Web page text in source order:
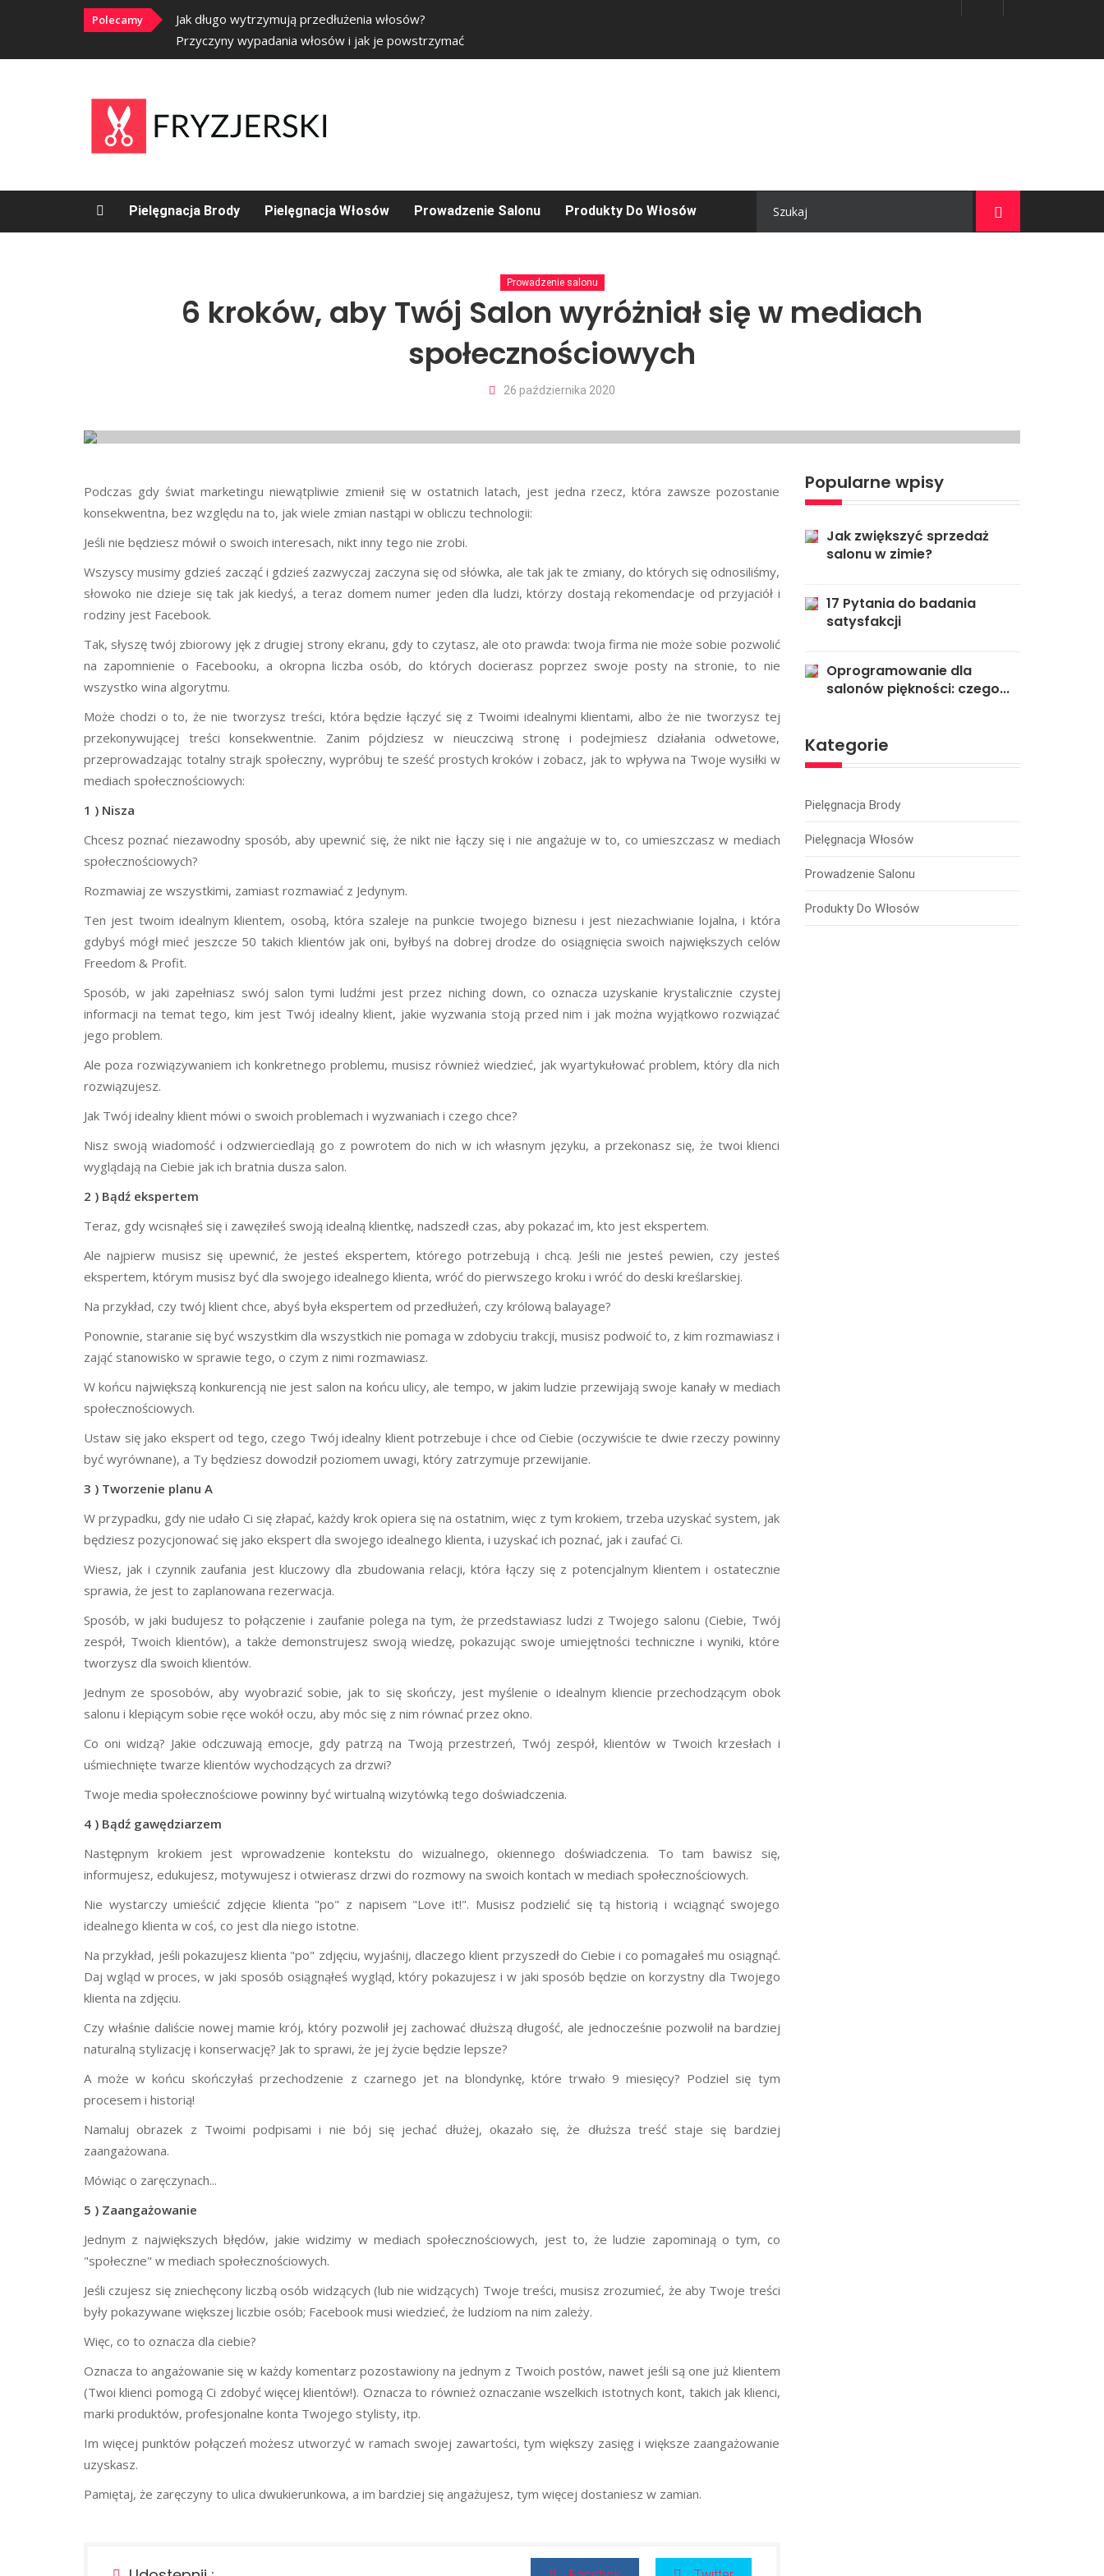
Polecamy
Jak długo wytrzymują przedłużenia włosów?
Przyczyny wypadania włosów i jak je powstrzymać
Pielęgnacja Brody Pielęgnacja Włosów Prowadzenie Salonu Produkty Do Włosów
Prowadzenie salonu
6 kroków, aby Twój Salon wyróżniał się w mediach
społecznościowych
26 października 2020
Podczas gdy świat marketingu niewątpliwie zmienił się w ostatnich latach, jest jedna rzecz, która zawsze pozostanie
konsekwentna, bez względu na to, jak wiele zmian nastąpi w obliczu technologii:
Jeśli nie będziesz mówił o swoich interesach, nikt inny tego nie zrobi.
Wszyscy musimy gdzieś zacząć i gdzieś zazwyczaj zaczyna się od słówka, ale tak jak te zmiany, do których się odnosiliśmy,
słowoko nie dzieje się tak jak kiedyś, a teraz domem numer jeden dla ludzi, którzy dostają rekomendacje od przyjaciół i
rodziny jest Facebook.
Tak, słyszę twój zbiorowy jęk z drugiej strony ekranu, gdy to czytasz, ale oto prawda: twoja firma nie może sobie pozwolić
na zapomnienie o Facebooku, a okropna liczba osób, do których docierasz poprzez swoje posty na stronie, to nie
wszystko wina algorytmu.
Może chodzi o to, że nie tworzysz treści, która będzie łączyć się z Twoimi idealnymi klientami, albo że nie tworzysz tej
przekonywującej treści konsekwentnie. Zanim pójdziesz w nieuczciwą stronę i podejmiesz działania odwetowe,
przeprowadzając totalny strajk społeczny, wypróbuj te sześć prostych kroków i zobacz, jak to wpływa na Twoje wysiłki w
mediach społecznościowych:
1 ) Nisza
Chcesz poznać niezawodny sposób, aby upewnić się, że nikt nie łączy się i nie angażuje w to, co umieszczasz w mediach
społecznościowych?
Rozmawiaj ze wszystkimi, zamiast rozmawiać z Jedynym.
Ten jest twoim idealnym klientem, osobą, która szaleje na punkcie twojego biznesu i jest niezachwianie lojalna, i która
gdybyś mógł mieć jeszcze 50 takich klientów jak oni, byłbyś na dobrej drodze do osiągnięcia swoich największych celów
Freedom & Profit.
Sposób, w jaki zapełniasz swój salon tymi ludźmi jest przez niching down, co oznacza uzyskanie krystalicznie czystej
informacji na temat tego, kim jest Twój idealny klient, jakie wyzwania stoją przed nim i jak można wyjątkowo rozwiązać
jego problem.
Ale poza rozwiązywaniem ich konkretnego problemu, musisz również wiedzieć, jak wyartykułować problem, który dla nich
rozwiązujesz.
Jak Twój idealny klient mówi o swoich problemach i wyzwaniach i czego chce?
Nisz swoją wiadomość i odzwierciedlają go z powrotem do nich w ich własnym języku, a przekonasz się, że twoi klienci
wyglądają na Ciebie jak ich bratnia dusza salon.
2 ) Bądź ekspertem
Teraz, gdy wcisnąłeś się i zawęziłeś swoją idealną klientkę, nadszedł czas, aby pokazać im, kto jest ekspertem.
Ale najpierw musisz się upewnić, że jesteś ekspertem, którego potrzebują i chcą. Jeśli nie jesteś pewien, czy jesteś
ekspertem, którym musisz być dla swojego idealnego klienta, wróć do pierwszego kroku i wróć do deski kreślarskiej.
Na przykład, czy twój klient chce, abyś była ekspertem od przedłużeń, czy królową balayage?
Ponownie, staranie się być wszystkim dla wszystkich nie pomaga w zdobyciu trakcji, musisz podwoić to, z kim rozmawiasz i
zająć stanowisko w sprawie tego, o czym z nimi rozmawiasz.
W końcu największą konkurencją nie jest salon na końcu ulicy, ale tempo, w jakim ludzie przewijają swoje kanały w mediach
społecznościowych.
Ustaw się jako ekspert od tego, czego Twój idealny klient potrzebuje i chce od Ciebie (oczywiście te dwie rzeczy powinny
być wyrównane), a Ty będziesz dowodził poziomem uwagi, który zatrzymuje przewijanie.
3 ) Tworzenie planu A
W przypadku, gdy nie udało Ci się złapać, każdy krok opiera się na ostatnim, więc z tym krokiem, trzeba uzyskać system, jak
będziesz pozycjonować się jako ekspert dla swojego idealnego klienta, i uzyskać ich poznać, jak i zaufać Ci.
Wiesz, jak i czynnik zaufania jest kluczowy dla zbudowania relacji, która łączy się z potencjalnym klientem i ostatecznie
sprawia, że jest to zaplanowana rezerwacja.
Sposób, w jaki budujesz to połączenie i zaufanie polega na tym, że przedstawiasz ludzi z Twojego salonu (Ciebie, Twój
zespół, Twoich klientów), a także demonstrujesz swoją wiedzę, pokazując swoje umiejętności techniczne i wyniki, które
tworzysz dla swoich klientów.
Jednym ze sposobów, aby wyobrazić sobie, jak to się skończy, jest myślenie o idealnym kliencie przechodzącym obok
salonu i klepiącym sobie ręce wokół oczu, aby móc się z nim równać przez okno.
Co oni widzą? Jakie odczuwają emocje, gdy patrzą na Twoją przestrzeń, Twój zespół, klientów w Twoich krzesłach i
uśmiechnięte twarze klientów wychodzących za drzwi?
Twoje media społecznościowe powinny być wirtualną wizytówką tego doświadczenia.
4 ) Bądź gawędziarzem
Następnym krokiem jest wprowadzenie kontekstu do wizualnego, okiennego doświadczenia. To tam bawisz się,
informujesz, edukujesz, motywujesz i otwierasz drzwi do rozmowy na swoich kontach w mediach społecznościowych.
Nie wystarczy umieścić zdjęcie klienta "po" z napisem "Love it!". Musisz podzielić się tą historią i wciągnąć swojego
idealnego klienta w coś, co jest dla niego istotne.
Na przykład, jeśli pokazujesz klienta "po" zdjęciu, wyjaśnij, dlaczego klient przyszedł do Ciebie i co pomagałeś mu osiągnąć.
Daj wgląd w proces, w jaki sposób osiągnąłeś wygląd, który pokazujesz i w jaki sposób będzie on korzystny dla Twojego
klienta na zdjęciu.
Czy właśnie daliście nowej mamie krój, który pozwolił jej zachować dłuższą długość, ale jednocześnie pozwolił na bardziej
naturalną stylizację i konserwację? Jak to sprawi, że jej życie będzie lepsze?
A może w końcu skończyłaś przechodzenie z czarnego jet na blondynkę, które trwało 9 miesięcy? Podziel się tym
procesem i historią!
Namaluj obrazek z Twoimi podpisami i nie bój się jechać dłużej, okazało się, że dłuższa treść staje się bardziej
zaangażowana.
Mówiąc o zaręczynach...
5 ) Zaangażowanie
Jednym z największych błędów, jakie widzimy w mediach społecznościowych, jest to, że ludzie zapominają o tym, co
"społeczne" w mediach społecznościowych.
Jeśli czujesz się zniechęcony liczbą osób widzących (lub nie widzących) Twoje treści, musisz zrozumieć, że aby Twoje treści
były pokazywane większej liczbie osób; Facebook musi wiedzieć, że ludziom na nim zależy.
Więc, co to oznacza dla ciebie?
Oznacza to angażowanie się w każdy komentarz pozostawiony na jednym z Twoich postów, nawet jeśli są one już klientem
(Twoi klienci pomogą Ci zdobyć więcej klientów!). Oznacza to również oznaczanie wszelkich istotnych kont, takich jak klienci,
marki produktów, profesjonalne konta Twojego stylisty, itp.
Im więcej punktów połączeń możesz utworzyć w ramach swojej zawartości, tym większy zasięg i większe zaangażowanie
uzyskasz.
Pamiętaj, że zaręczyny to ulica dwukierunkowa, a im bardziej się angażujesz, tym więcej dostaniesz w zamian.
Popularne wpisy
Jak zwiększyć sprzedaż
salonu w zimie?
17 Pytania do badania
satysfakcji
Oprogramowanie dla
salonów piękności: czego...
Kategorie
Pielęgnacja Brody
Pielęgnacja Włosów
Prowadzenie Salonu
Produkty Do Włosów